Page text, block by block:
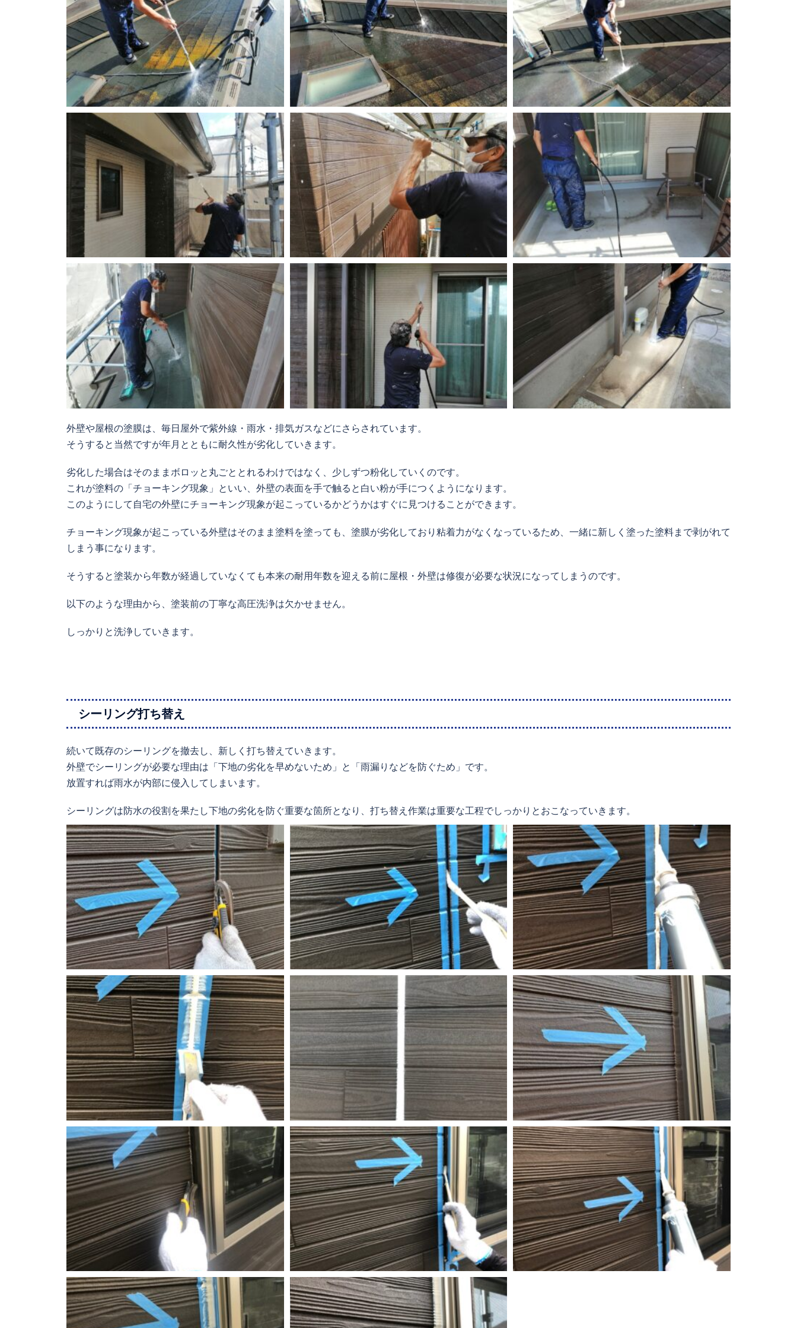
外壁や屋根の塗膜は、毎日屋外で紫外線・雨水・排気ガスなどにさらされています。
そうすると当然ですが年月とともに耐久性が劣化していきます。
劣化した場合はそのままボロッと丸ごととれるわけではなく、少しずつ粉化していくのです。
これが塗料の「チョーキング現象」といい、外壁の表面を手で触ると白い粉が手につくようになります。
このようにして自宅の外壁にチョーキング現象が起こっているかどうかはすぐに見つけることができます。
チョーキング現象が起こっている外壁はそのまま塗料を塗っても、塗膜が劣化しており粘着力がなくなっているため、一緒に新しく塗った塗料まで剥がれて
しまう事になります。
そうすると塗装から年数が経過していなくても本来の耐用年数を迎える前に屋根・外壁は修復が必要な状況になってしまうのです。
以下のような理由から、塗装前の丁寧な高圧洗浄は欠かせません。
しっかりと洗浄していきます。
シーリング打ち替え
続いて既存のシーリングを撤去し、新しく打ち替えていきます。
外壁でシーリングが必要な理由は「下地の劣化を早めないため」と「雨漏りなどを防ぐため」です。
放置すれば雨水が内部に侵入してしまいます。
シーリングは防水の役割を果たし下地の劣化を防ぐ重要な箇所となり、打ち替え作業は重要な工程でしっかりとおこなっていきます。